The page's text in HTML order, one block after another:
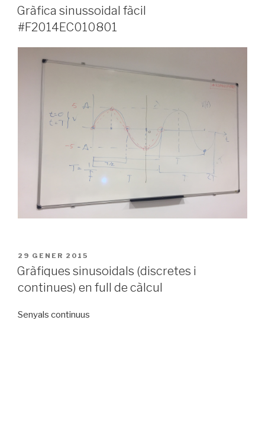
A
Gràfica sinussoidal fàcil
#F2014EC010801
PUBLICAT
A
29 GENER 2015
Gràfiques sinusoidals (discretes i
continues) en full de càlcul
Senyals continuus